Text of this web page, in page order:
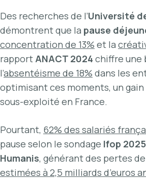
Des recherches de l’Université
démontrent que la pause
concentration de 13% et la
rapport ANACT 2024 chiffre une
l’absentéisme de 18% dans les
optimisant ces moments, un gain
sous-exploité en France.
Pourtant, 62% des salariés
pause selon le sondage Ifop 2025
Humanis, générant des pertes de
estimées à 2,5 milliards d’euros